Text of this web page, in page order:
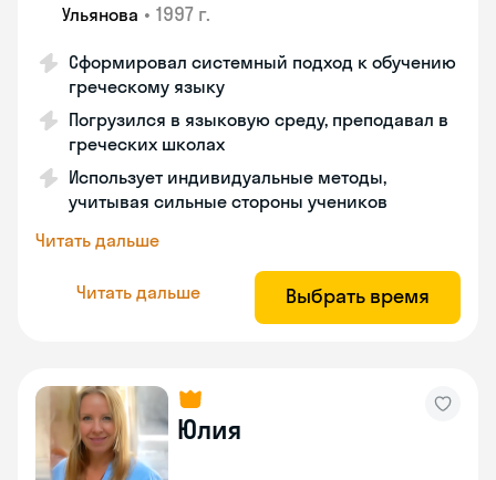
Ульянова • 1997 г.
Сформировал системный подход к обучению
греческому языку
Погрузился в языковую среду, преподавал в
греческих школах
Использует индивидуальные методы,
учитывая сильные стороны учеников
Читать дальше
Читать дальше Выбрать время
Юлия